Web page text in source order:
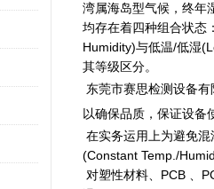
湾属海岛型气候，终年
均存在着四种组合状态
Humidity)与低温/低湿
其等级区分。
东莞市赛思检测设备有
以确保品质，保证设备
在实务运用上为避免
(Constant Temp./
对塑性材料、PCB 、